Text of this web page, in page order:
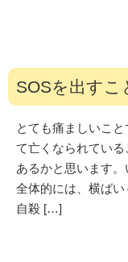
SOSを出すこ
とても痛ましいこ
て亡くなられてい
あるかと思います。
全体的には、横ば
自殺 […]